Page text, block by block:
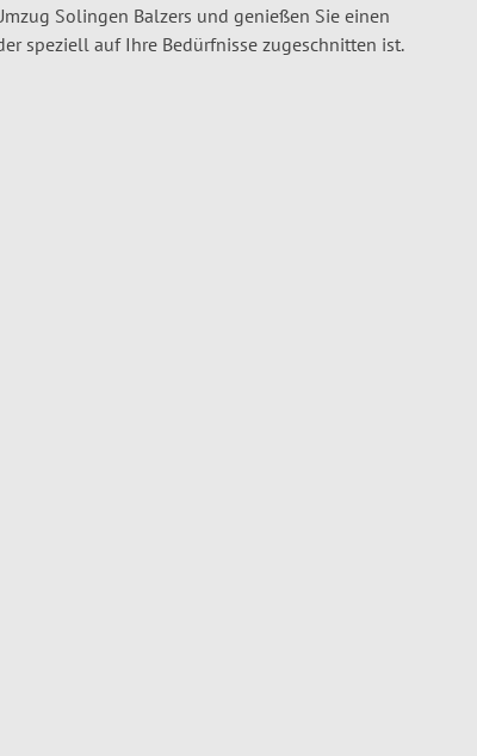
Solingen Balzers und genießen Sie einen
speziell auf Ihre Bedürfnisse zugeschnitten ist.